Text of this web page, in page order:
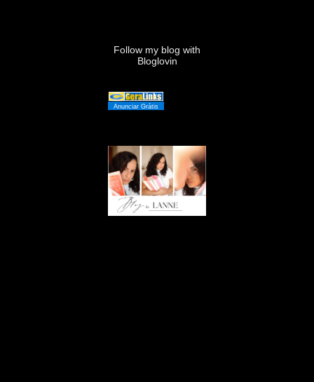
Follow my blog with
Bloglovin
Anunciar Grátis